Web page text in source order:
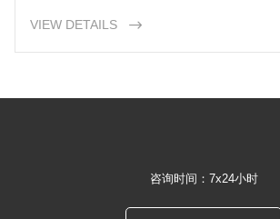
VIEW DETAILS 
咨询时间：7x24小时